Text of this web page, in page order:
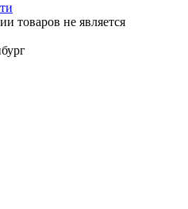
товаров не является